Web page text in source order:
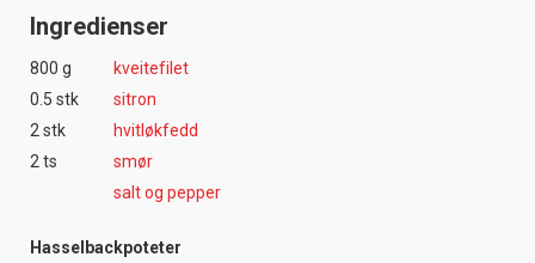
Ingredienser
800 g
kveitefilet
0.5 stk
sitron
2 stk
hvitløkfedd
2 ts
smør
salt og pepper
Hasselbackpoteter